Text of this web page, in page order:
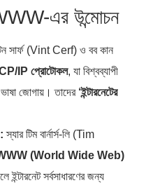
এর উন্মোচন
সার্ফ (Vint Cerf) ও বব কান
IP প্রোটোকল, যা বিশ্বব্যাপী
জোগায়। তাদের ‘ইন্টারনেটের
স্যার টিম বার্নার্স-লি (Tim
(World Wide Web)
সর্বসাধারণের জন্য